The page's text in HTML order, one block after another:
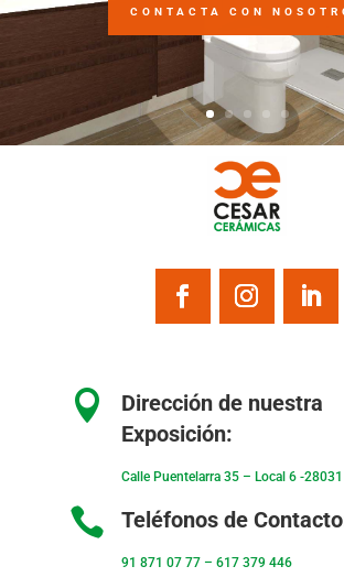
CONTACTA CON

Dirección de nuestra
Exposición:
Calle Puentelarra 35 – Local 6 -
 Teléfonos de
91 871 07 77– 617 379 446